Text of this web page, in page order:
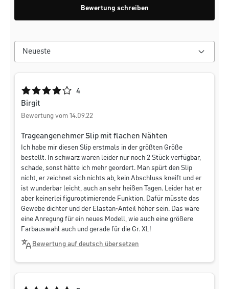
Bewertung schreiben
Durchschnittliche Bewertung von 4 von 5 Sternen
4
Birgit
Bewertung vom 14.09.22
Trageangenehmer Slip mit flachen Nähten
Ich habe mir diesen Slip erstmals in der größten Größe
bestellt. In schwarz waren leider nur noch 2 Stück verfügbar,
schade, sonst hätte ich mehr geordert. Man spürt den Slip
nicht, er zeichnet sich nichts ab, kein Abschluss kneift und er
ist wunderbar leicht, auch an sehr heißen Tagen. Leider hat er
aber keinerlei figuroptimierende Funktion. Dafür müsste das
Gewebe dichter und der Elastan-Anteil höher sein. Das wäre
eine Anregung für ein neues Modell, wie auch eine größere
Farbauswahl auch und gerade für die Gr. XL!
Bewertung auf deutsch übersetzen